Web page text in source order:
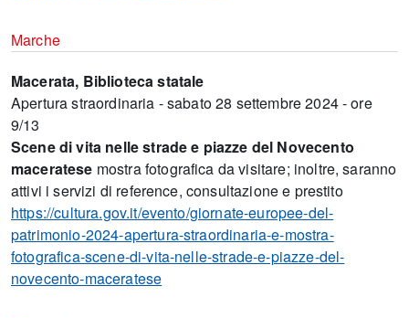
Marche
Macerata, Biblioteca statale
Apertura straordinaria - sabato 28 settembre 2024 - ore
9/13
Scene di vita nelle strade e piazze del Novecento
maceratese mostra fotografica da visitare; inoltre, saranno
attivi i servizi di reference, consultazione e prestito
https://cultura.gov.it/evento/giornate-europee-del-
patrimonio-2024-apertura-straordinaria-e-mostra-
fotografica-scene-di-vita-nelle-strade-e-piazze-del-
novecento-maceratese